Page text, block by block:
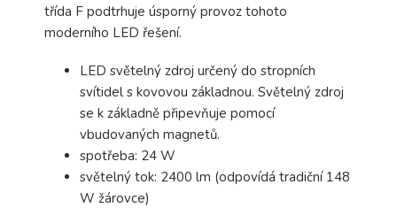
třída F podtrhuje úsporný provoz tohoto
moderního LED řešení.
LED světelný zdroj určený do stropních
svítidel s kovovou základnou. Světelný zdroj
se k základně připevňuje pomocí
vbudovaných magnetů.
spotřeba: 24 W
světelný tok: 2400 lm (odpovídá tradiční 148
W žárovce)